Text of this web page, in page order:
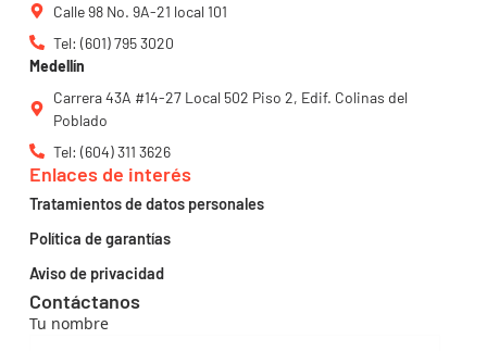
Calle 98 No. 9A-21 local 101
Tel: (601) 795 3020
Medellín
Carrera 43A #14-27 Local 502 Piso 2, Edif. Colinas del
Poblado
Tel: (604) 311 3626
Contáctanos
Tu nombre
Enlaces de interés
Tratamientos de datos personales
Política de garantías
Aviso de privacidad